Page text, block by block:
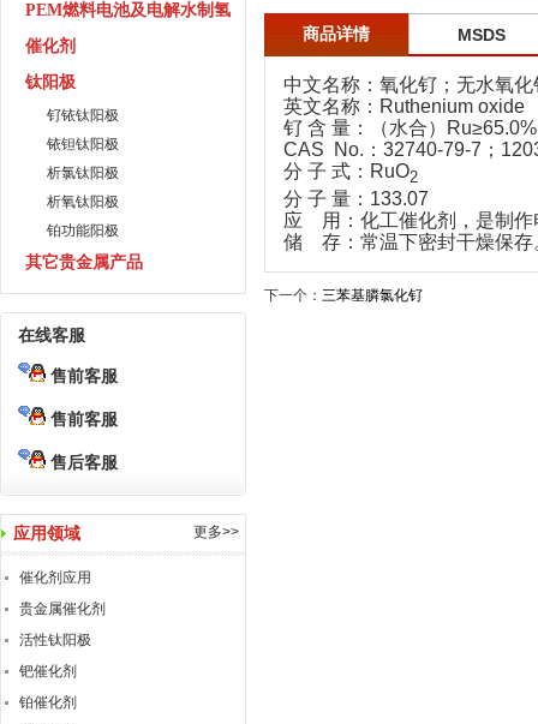
PEM燃料电池及电解水制氢
催化剂
钛阳极
钌铱钛阳极
铱钽钛阳极
析氯钛阳极
析氧钛阳极
铂功能阳极
其它贵金属产品
在线客服
售前客服
售前客服
售后客服
应用领域 更多>>
催化剂应用
贵金属催化剂
活性钛阳极
钯催化剂
铂催化剂
商品详情 MSDS
中文名称：氧化钌；无水氧
英文名称：Ruthenium oxide
钌 含 量：（水合）
CAS No.：32740-79-7；
分 子 式：RuO2
分 子 量：133.07
应 用：化工催化剂，是制作
储 存：常温下密封干燥保存
下一个： 三苯基膦氯化钌